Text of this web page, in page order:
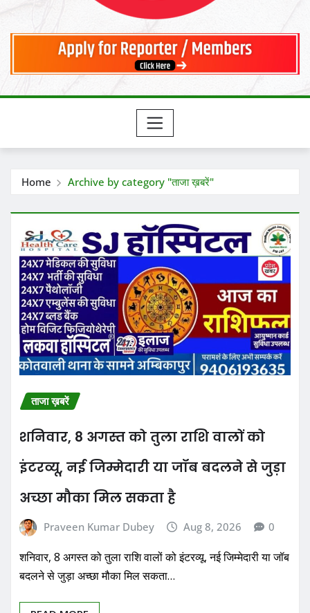
Home Archive by category "ताजा ख़बरें"
ताजा ख़बरें
शनिवार, 8 अगस्त को तुला राशि वालों को
इंटरव्यू, नई जिम्मेदारी या जॉब बदलने से जुड़ा
अच्छा मौका मिल सकता है
Praveen Kumar Dubey Aug 8, 2026 0
शनिवार, 8 अगस्त को तुला राशि वालों को इंटरव्यू, नई जिम्मेदारी या जॉब
बदलने से जुड़ा अच्छा मौका मिल सकता…